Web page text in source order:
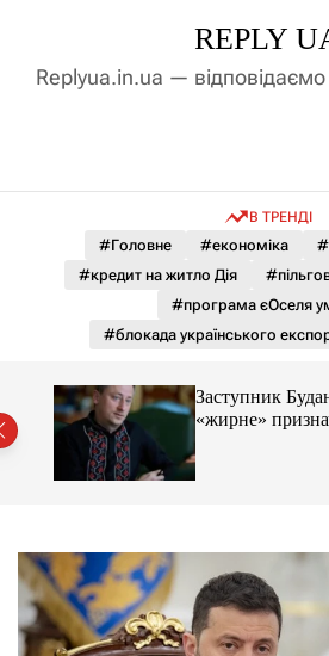
д
REPLY
Replyua.in.ua —
В ТРЕНДІ
#Головне #економіка
#кредит на житло Дія
#програма єОселя
#блокада українського
Заступник
«жирне»